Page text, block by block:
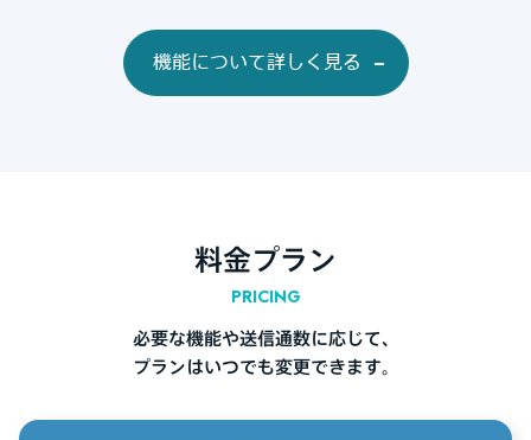
機能について詳しく見る
料金プラン
PRICING
必要な機能や送信通数に応じて、
プランはいつでも変更できます。